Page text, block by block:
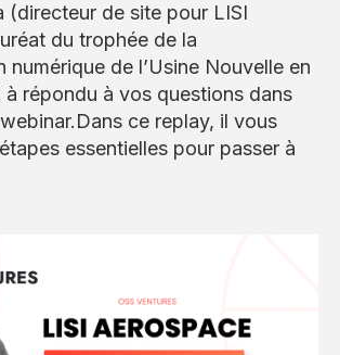
(directeur de site pour LISI
du trophée de la
numérique de l’Usine Nouvelle en
répondu à vos questions dans
ce replay, il vous
essentielles pour passer à